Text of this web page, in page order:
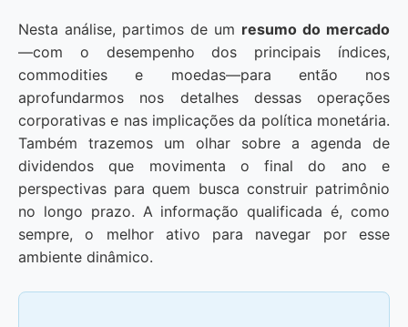
Nesta análise, partimos de um resumo do mercado
—com o desempenho dos principais índices,
commodities e moedas—para então nos
aprofundarmos nos detalhes dessas operações
corporativas e nas implicações da política monetária.
Também trazemos um olhar sobre a agenda de
dividendos que movimenta o final do ano e
perspectivas para quem busca construir patrimônio
no longo prazo. A informação qualificada é, como
sempre, o melhor ativo para navegar por esse
ambiente dinâmico.